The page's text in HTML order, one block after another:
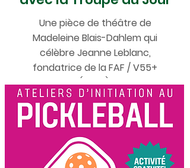
Une pièce de théâtre de
Madeleine Blais-Dahlem qui
célèbre Jeanne Leblanc,
fondatrice de la FAF / V55+
(2024).